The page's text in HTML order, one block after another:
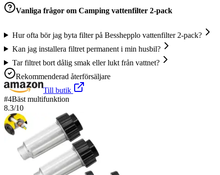
Vanliga frågor om Camping vattenfilter 2-pack
Hur ofta bör jag byta filter på Besshepplo vattenfilter 2-pack?
Kan jag installera filtret permanent i min husbil?
Tar filtret bort dålig smak eller lukt från vattnet?
Rekommenderad återförsäljare
Till butik
#4Bäst multifunktion
8.3/10